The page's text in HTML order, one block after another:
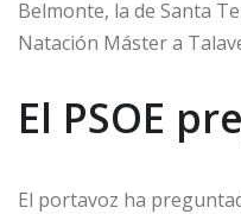
Belmonte, la de Santa
Natación Máster a
El PSOE
El portavoz ha